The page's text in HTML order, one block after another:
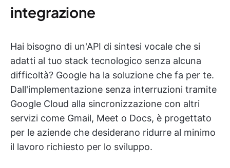
integrazione
Hai bisogno di un'API di sintesi vocale che si
adatti al tuo stack tecnologico senza alcuna
difficoltà? Google ha la soluzione che fa per te.
Dall'implementazione senza interruzioni tramite
Google Cloud alla sincronizzazione con altri
servizi come Gmail, Meet o Docs, è progettato
per le aziende che desiderano ridurre al minimo
il lavoro richiesto per lo sviluppo.